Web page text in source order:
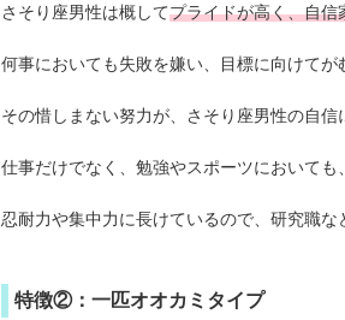
さそり座男性は概してプライドが高く、自信
何事においても失敗を嫌い、目標に向けてが
その惜しまない努力が、さそり座男性の自信
仕事だけでなく、勉強やスポーツにおいても
忍耐力や集中力に長けているので、研究職な
特徴②：一匹オオカミタイプ